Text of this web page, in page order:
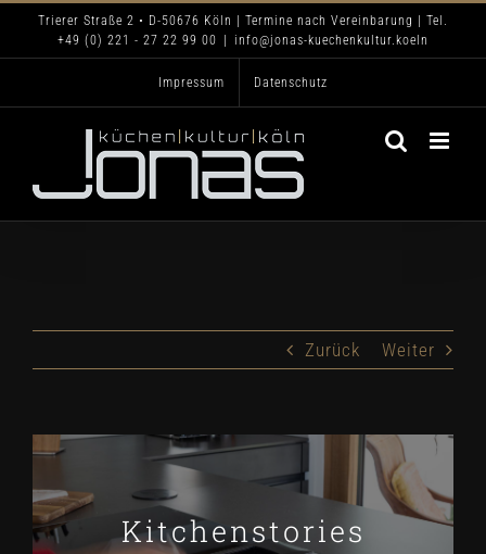
Inhalt
Trierer Straße 2 • D-50676 Köln | Termine nach Vereinbarung | Tel.
+49 (0) 221 - 27 22 99 00
info@jonas-kuechenkultur.koeln
Impressum Datenschutz
Zurück Weiter
Kitchenstories